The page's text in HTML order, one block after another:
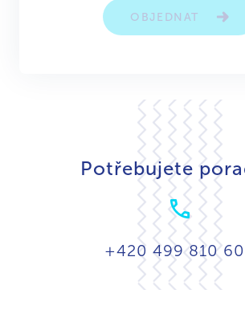
OBJEDNAT
Potřebujete
+420 499 810